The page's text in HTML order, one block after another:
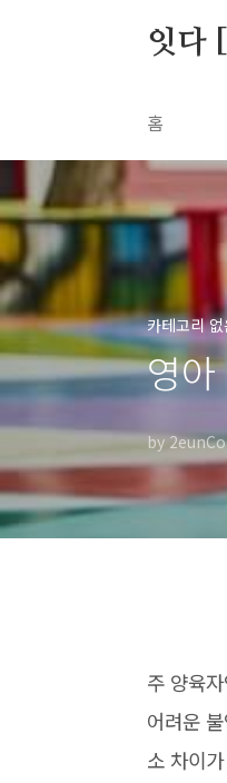
잇다
홈
카테고리
영
by
주 양육
어려운
소 차이